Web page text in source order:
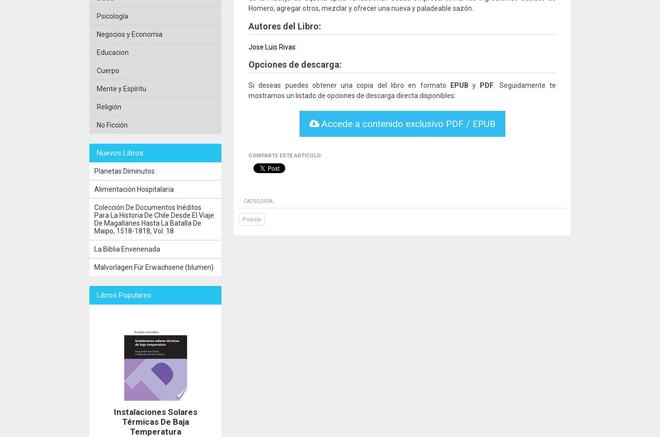
Homero, agregar otros, mezclar y ofrecer una nueva y paladeable sazón.
Autores del Libro:
Jose Luis Rivas
Opciones de descarga:
Si deseas puedes obtener una copia del libro en formato EPUB y PDF . Seguidamente te
mostramos un listado de opciones de descarga directa disponibles:
Accede a contenido exclusivo PDF / EPUB
COMPARTE ESTE ARTICULO:
CATEGORÍA:
Poesía
Psicología
Negocios y Economia
Educacion
Cuerpo
Mente y Espíritu
Religión
No Ficción
Nuevos Libros
Planetas Diminutos
Alimentación Hospitalaria
Colección De Documentos Inéditos
Para La Historia De Chile Desde El Viaje
De Magallanes Hasta La Batalla De
Maipo, 1518-1818, Vol. 18
La Biblia Envenenada
Malvorlagen Für Erwachsene (blumen)
Libros Populares
Instalaciones Solares
Térmicas De Baja
Temperatura